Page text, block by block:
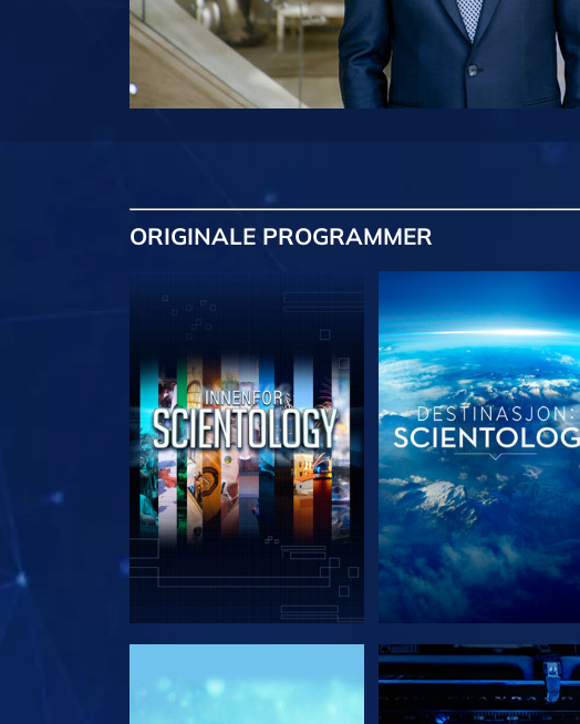
ORIGINALE PROGRAMMER
UTFORSK SERIEN UTFORSK SERIEN